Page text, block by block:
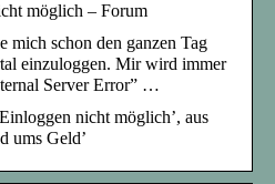
möglich – Forum
schon den ganzen Tag
einzuloggen. Mir wird immer
Server Error” …
nicht möglich’, aus
ums Geld’